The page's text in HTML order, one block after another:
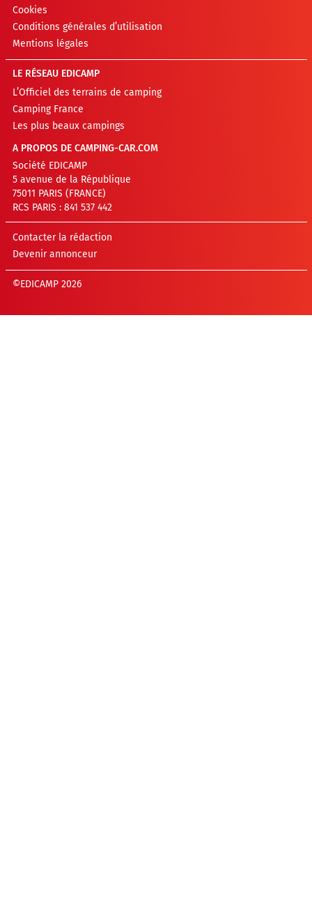
Cookies
Conditions générales d’utilisation
Mentions légales
LE RÉSEAU EDICAMP
L’Officiel des terrains de camping
Camping France
Les plus beaux campings
A PROPOS DE CAMPING-CAR.COM
Société EDICAMP
5 avenue de la République
75011 PARIS (FRANCE)
RCS PARIS : 841 537 442
Contacter la rédaction
Devenir annonceur
©EDICAMP 2026